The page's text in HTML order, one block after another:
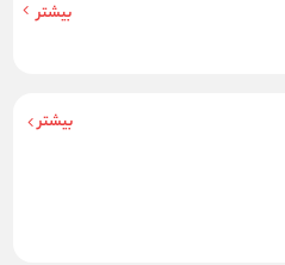
بیشتر
بیشتر